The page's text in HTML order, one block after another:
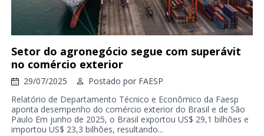
Setor do agronegócio segue com superávit
no comércio exterior
29/07/2025 Postado por FAESP
Relatório de Departamento Técnico e Econômico da Faesp
aponta desempenho do comércio exterior do Brasil e de São
Paulo Em junho de 2025, o Brasil exportou US$ 29,1 bilhões e
importou US$ 23,3 bilhões, resultando...